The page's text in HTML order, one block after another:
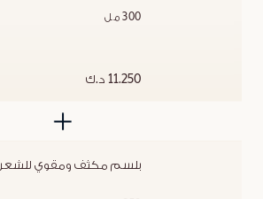
300 مل
11.250 د.ك
بلسم مكثف ومقوي للشعر